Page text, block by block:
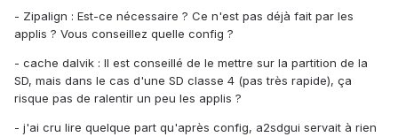
- Zipalign : Est-ce nécessaire ? Ce n'est pas déjà fait par les
applis ? Vous conseillez quelle config ?
- cache dalvik : Il est conseillé de le mettre sur la partition de la
SD, mais dans le cas d'une SD classe 4 (pas très rapide), ça
risque pas de ralentir un peu les applis ?
- j'ai cru lire quelque part qu'après config, a2sdgui servait à rien